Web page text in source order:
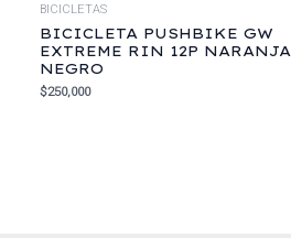
BICICLETAS
BICICLETA PUSHBIKE GW
EXTREME RIN 12P NARANJA
NEGRO
$250,000